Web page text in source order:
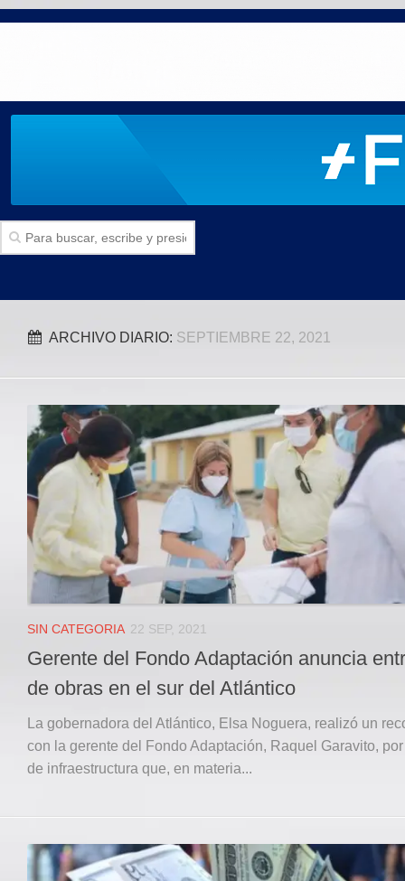
SECCIONES
Politica
Local
Deportes
JUDICIAL
ÁREA METROPOLITANA
REGIONAL
DEPARTAMENTAL
Internacional
Instagram
Registro ISSN: 2711-3299
ARCHIVO DIARIO: SEPTIEMBRE 22, 2021
SIN CATEGORIA 22 SEP, 2021
Gerente del Fondo Adaptación anuncia
de obras en el sur del Atlántico
La gobernadora del Atlántico, Elsa Noguera, realizó un
con la gerente del Fondo Adaptación, Raquel Garavito,
de infraestructura que, en materia...